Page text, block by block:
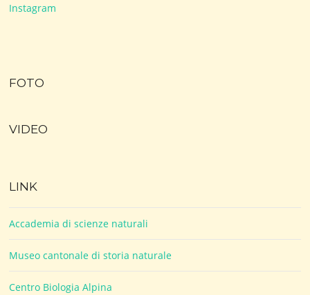
Instagram
FOTO
VIDEO
LINK
Accademia di scienze naturali
Museo cantonale di storia naturale
Centro Biologia Alpina